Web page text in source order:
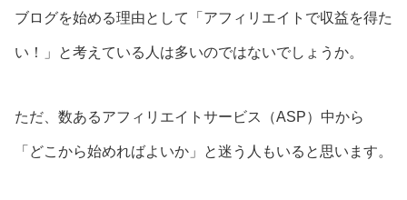
ブログを始める理由として「アフィリエイトで収益を得た
い！」と考えている人は多いのではないでしょうか。
ただ、数あるアフィリエイトサービス（ASP）中から
「どこから始めればよいか」と迷う人もいると思います。